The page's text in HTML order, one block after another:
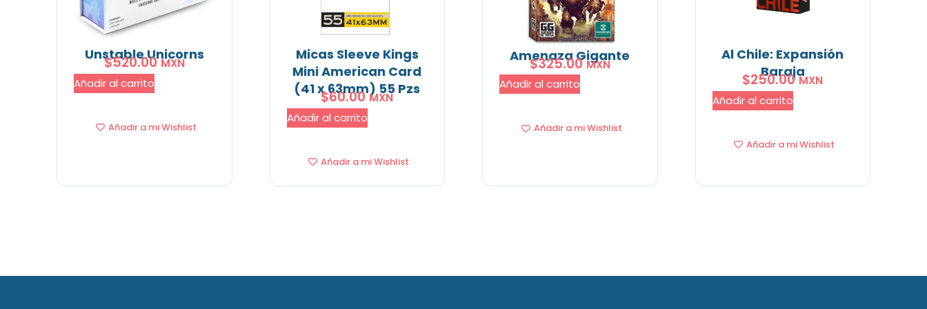
Unstable Unicorns
$520.00 MXN
Añadir al carrito
Añadir a mi Wishlist
Micas Sleeve Kings
Mini American Card
(41 x 63mm) 55 Pzs
$60.00 MXN
Añadir al carrito
Añadir a mi Wishlist
Amenaza Gigante
$325.00 MXN
Añadir al carrito
Añadir a mi Wishlist
Al Chile: Expansión
Baraja
$250.00 MXN
Añadir al carrito
Añadir a mi Wishlist